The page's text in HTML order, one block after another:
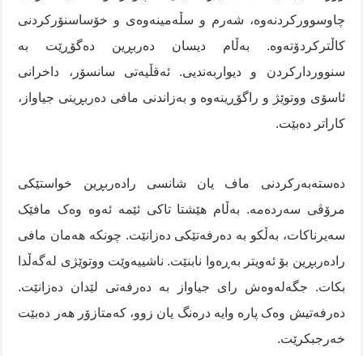
چاوسوورکردنەوە، شەرم و سڵەمینەوەی و خۆساسنۆرکردنی
کاڵترکردۆتەوە. بەڵام دیسان دەربڕین دەگۆڕێت بە
سنووردارکردن و دیواربەندیی. ئەقڵیەتی سانسۆر، داخرانی
ئاسۆی ووتوێژ و راگۆڕینەوە و بەزاندنی مافی دەربڕینی جیاواز،
کاراتر دەبێت.
دەستەبەرکردنی ماف یان شانسی رادەربڕین خواستێکی
مرۆڤی سەردەمە. بەڵام هێشتا تاکی ئێمە ئەوە وەک مافێک
سەیرناکات، بەڵکو بە دەرفەتێکی دەزانێت. چونکە هەمان مافی
رادەربڕین بۆ ئەویتر بەڕەوا نابنێت. ناشییەوێت ووتوێژی لەگەڵدا
بکات. جگەلەوەش رای جیاواز بە دەرفەتی لێدان دەزانێت.
دەرفەتیش وەک پارە وایە درەنگ یان زوو، کەمتازۆر هەر دەبێت
خەرجبکرێت.